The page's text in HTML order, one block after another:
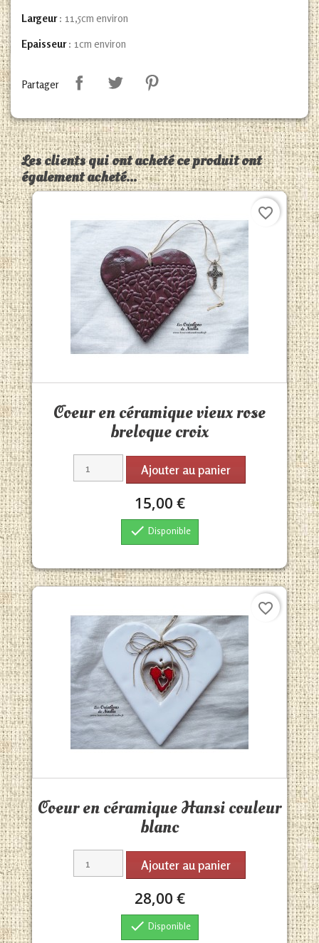
Largeur: 11,5cm environ
Epaisseur: 1cm environ
Partager
Les clients qui ont acheté ce produit ont
également acheté...
Coeur en céramique vieux rose
breloque croix
Ajouter au panier
15,00 €
 Disponible
favorite_border
Coeur en céramique Hansi couleur
blanc
Ajouter au panier
28,00 €
 Disponible
favorite_border